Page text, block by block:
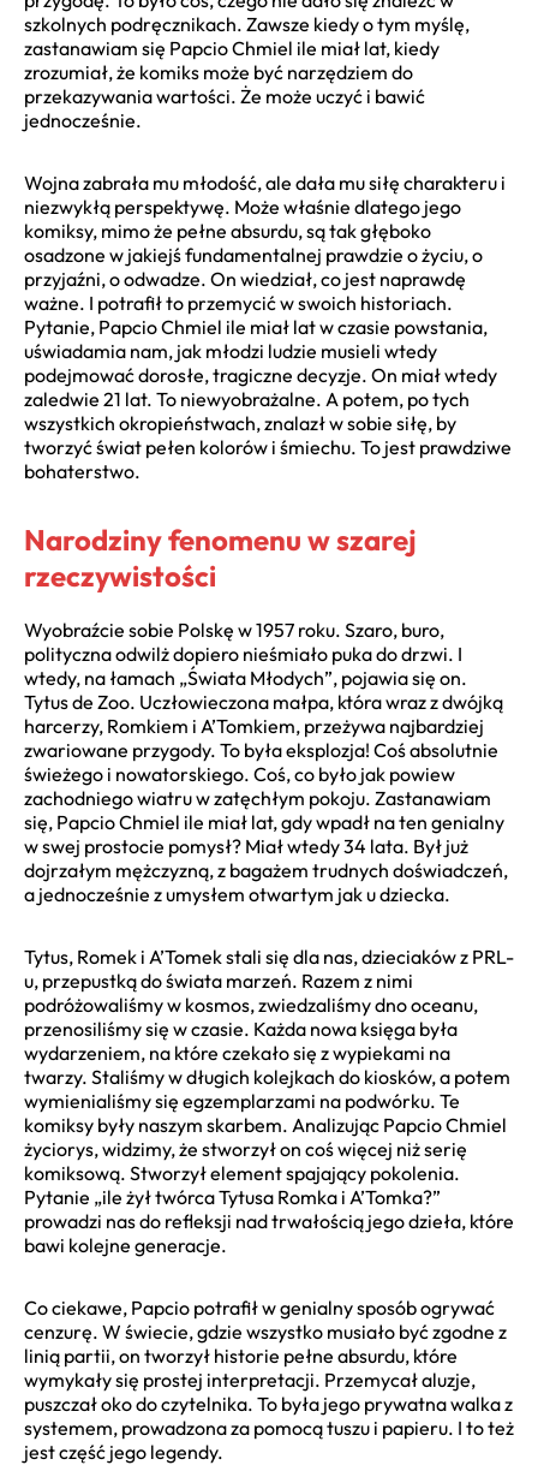
szkolnych podręcznikach. Zawsze kiedy o tym myślę,
zastanawiam się Papcio Chmiel ile miał lat, kiedy
zrozumiał, że komiks może być narzędziem do
przekazywania wartości. Że może uczyć i bawić
jednocześnie.
Wojna zabrała mu młodość, ale dała mu siłę charakteru i
niezwykłą perspektywę. Może właśnie dlatego jego
komiksy, mimo że pełne absurdu, są tak głęboko
osadzone w jakiejś fundamentalnej prawdzie o życiu, o
przyjaźni, o odwadze. On wiedział, co jest naprawdę
ważne. I potrafił to przemycić w swoich historiach.
Pytanie, Papcio Chmiel ile miał lat w czasie powstania,
uświadamia nam, jak młodzi ludzie musieli wtedy
podejmować dorosłe, tragiczne decyzje. On miał wtedy
zaledwie 21 lat. To niewyobrażalne. A potem, po tych
wszystkich okropieństwach, znalazł w sobie siłę, by
tworzyć świat pełen kolorów i śmiechu. To jest prawdziwe
bohaterstwo.
Narodziny fenomenu w szarej
rzeczywistości
Wyobraźcie sobie Polskę w 1957 roku. Szaro, buro,
polityczna odwilż dopiero nieśmiało puka do drzwi. I
wtedy, na łamach „Świata Młodych”, pojawia się on.
Tytus de Zoo. Uczłowieczona małpa, która wraz z dwójką
harcerzy, Romkiem i A’Tomkiem, przeżywa najbardziej
zwariowane przygody. To była eksplozja! Coś absolutnie
świeżego i nowatorskiego. Coś, co było jak powiew
zachodniego wiatru w zatęchłym pokoju. Zastanawiam
się, Papcio Chmiel ile miał lat, gdy wpadł na ten genialny
w swej prostocie pomysł? Miał wtedy 34 lata. Był już
dojrzałym mężczyzną, z bagażem trudnych doświadczeń,
a jednocześnie z umysłem otwartym jak u dziecka.
Tytus, Romek i A’Tomek stali się dla nas, dzieciaków z PRL-
u, przepustką do świata marzeń. Razem z nimi
podróżowaliśmy w kosmos, zwiedzaliśmy dno oceanu,
przenosiliśmy się w czasie. Każda nowa księga była
wydarzeniem, na które czekało się z wypiekami na
twarzy. Staliśmy w długich kolejkach do kiosków, a potem
wymienialiśmy się egzemplarzami na podwórku. Te
komiksy były naszym skarbem. Analizując Papcio Chmiel
życiorys, widzimy, że stworzył on coś więcej niż serię
komiksową. Stworzył element spajający pokolenia.
Pytanie „ile żył twórca Tytusa Romka i A’Tomka?”
prowadzi nas do refleksji nad trwałością jego dzieła, które
bawi kolejne generacje.
Co ciekawe, Papcio potrafił w genialny sposób ogrywać
cenzurę. W świecie, gdzie wszystko musiało być zgodne z
linią partii, on tworzył historie pełne absurdu, które
wymykały się prostej interpretacji. Przemycał aluzje,
puszczał oko do czytelnika. To była jego prywatna walka z
systemem, prowadzona za pomocą tuszu i papieru. I to też
jest część jego legendy.